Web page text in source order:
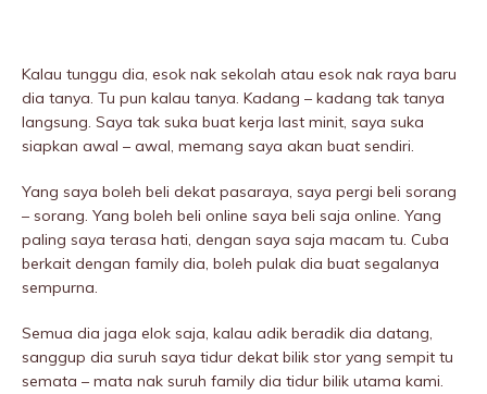
Kalau tunggu dia, esok nak sekolah atau esok nak raya baru
dia tanya. Tu pun kalau tanya. Kadang – kadang tak tanya
langsung. Saya tak suka buat kerja last minit, saya suka
siapkan awal – awal, memang saya akan buat sendiri.
Yang saya boleh beli dekat pasaraya, saya pergi beli sorang
– sorang. Yang boleh beli online saya beli saja online. Yang
paling saya terasa hati, dengan saya saja macam tu. Cuba
berkait dengan family dia, boleh pulak dia buat segalanya
sempurna.
Semua dia jaga elok saja, kalau adik beradik dia datang,
sanggup dia suruh saya tidur dekat bilik stor yang sempit tu
semata – mata nak suruh family dia tidur bilik utama kami.